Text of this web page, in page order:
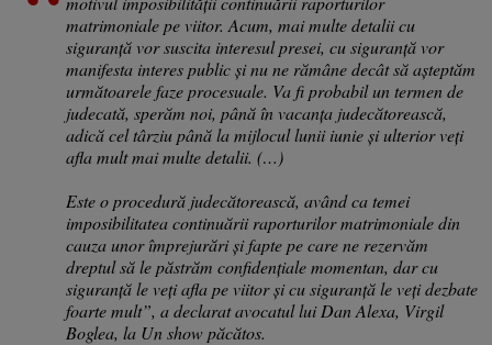
matrimoniale pe viitor. Acum, mai multe detalii cu
siguranță vor suscita interesul presei, cu siguranță vor
manifesta interes public și nu ne rămâne decât să așteptăm
următoarele faze procesuale. Va fi probabil un termen de
judecată, sperăm noi, până în vacanța judecătorească,
adică cel târziu până la mijlocul lunii iunie și ulterior veți
afla mult mai multe detalii. (…)
Este o procedură judecătorească, având ca temei
imposibilitatea continuării raporturilor matrimoniale din
cauza unor împrejurări și fapte pe care ne rezervăm
dreptul să le păstrăm confidențiale momentan, dar cu
siguranță le veți afla pe viitor și cu siguranță le veți dezbate
foarte mult”, a declarat avocatul lui Dan Alexa, Virgil
Boglea, la Un show păcătos.